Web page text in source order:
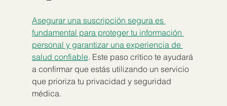
Asegurar una suscripción segura es
fundamental para proteger tu información
personal y garantizar una experiencia de
salud confiable. Este paso crítico te ayudará
a confirmar que estás utilizando un servicio
que prioriza tu privacidad y seguridad
médica.